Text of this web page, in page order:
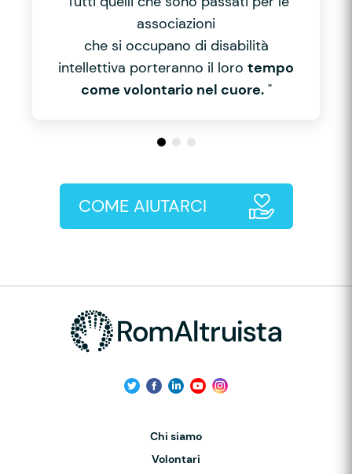
associazioni
che si occupano di disabilità
intellettiva porteranno il loro tempo
come volontario nel cuore."
COME AIUTARCI
Chi siamo
Volontari